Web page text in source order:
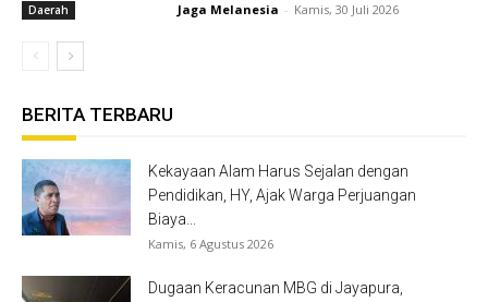
Daerah Jaga Melanesia - Kamis, 30 Juli 2026
BERITA TERBARU
Kekayaan Alam Harus Sejalan dengan
Pendidikan, HY, Ajak Warga Perjuangan
Biaya...
Kamis, 6 Agustus 2026
Dugaan Keracunan MBG di Jayapura,